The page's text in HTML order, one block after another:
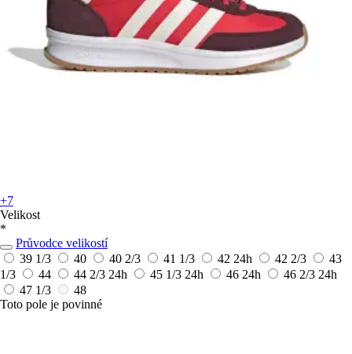
+7
Velikost
*
Průvodce velikostí
39 1/3
40 40 2/3 41 1/3 42 24h 42 2/3
43
1/3
44 44 2/3 24h 45 1/3 24h 46 24h 46 2/3 24h
47 1/3
48
Toto pole je povinné